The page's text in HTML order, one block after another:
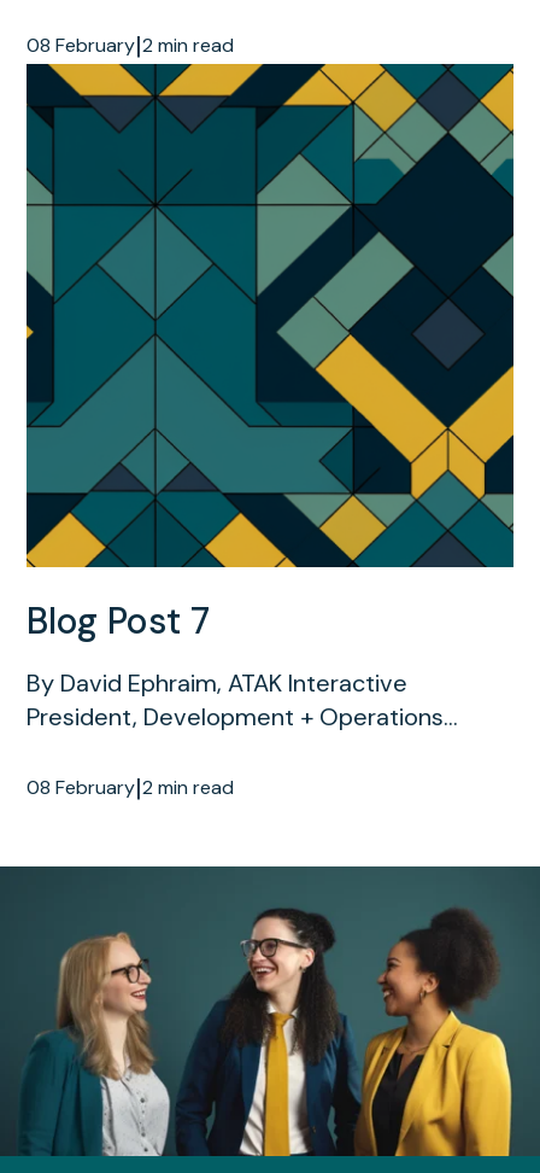
08 February|2 min read
Blog Post 7
By David Ephraim, ATAK Interactive
President, Development + Operations...
08 February|2 min read